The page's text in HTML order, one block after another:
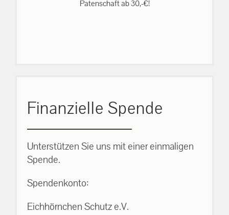
Patenschaft ab 30,-€!
Finanzielle Spende
Unterstützen Sie uns mit einer einmaligen
Spende.
Spendenkonto:
Eichhörnchen Schutz e.V.